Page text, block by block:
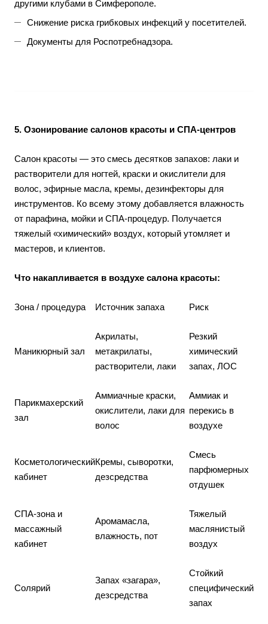
другими клубами в Симферополе.
Снижение риска грибковых инфекций у посетителей.
Документы для Роспотребнадзора.
5. Озонирование салонов красоты и СПА-центров
Салон красоты — это смесь десятков запахов: лаки и
растворители для ногтей, краски и окислители для
волос, эфирные масла, кремы, дезинфекторы для
инструментов. Ко всему этому добавляется влажность
от парафина, мойки и СПА-процедур. Получается
тяжелый «химический» воздух, который утомляет и
мастеров, и клиентов.
Что накапливается в воздухе салона красоты:
Зона / процедура Источник запаха Риск
Маникюрный зал
Акрилаты,
метакрилаты,
растворители, лаки
Резкий
химический
запах, ЛОС
Парикмахерский
зал
Аммиачные краски,
окислители, лаки для
волос
Аммиак и
перекись в
воздухе
Косметологический
кабинет
Кремы, сыворотки,
дезсредства
Смесь
парфюмерных
отдушек
СПА-зона и
массажный
кабинет
Аромамасла,
влажность, пот
Тяжелый
маслянистый
воздух
Солярий
Запах «загара»,
дезсредства
Стойкий
специфический
запах